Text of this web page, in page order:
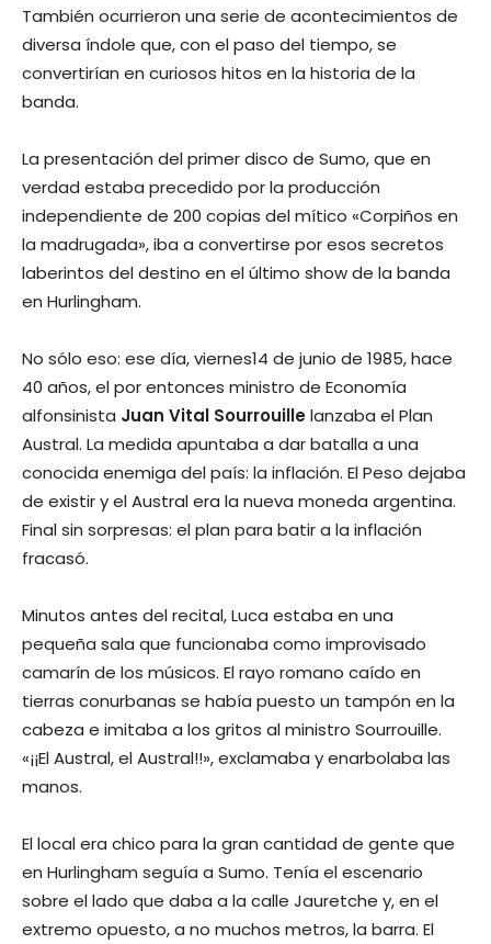
También ocurrieron una serie de acontecimientos de
diversa índole que, con el paso del tiempo, se
convertirían en curiosos hitos en la historia de la
banda.
La presentación del primer disco de Sumo, que en
verdad estaba precedido por la producción
independiente de 200 copias del mítico «Corpiños en
la madrugada», iba a convertirse por esos secretos
laberintos del destino en el último show de la banda
en Hurlingham.
No sólo eso: ese día, viernes14 de junio de 1985, hace
40 años, el por entonces ministro de Economía
alfonsinista Juan Vital Sourrouillelanzaba el Plan
Austral. La medida apuntaba a dar batalla a una
conocida enemiga del país: la inflación. El Peso dejaba
de existir y el Austral era la nueva moneda argentina.
Final sin sorpresas: el plan para batir a la inflación
fracasó.
Minutos antes del recital, Luca estaba en una
pequeña sala que funcionaba como improvisado
camarín de los músicos. El rayo romano caído en
tierras conurbanas se había puesto un tampón en la
cabeza e imitaba a los gritos al ministro Sourrouille.
«¡¡El Austral, el Austral!!», exclamaba y enarbolaba las
manos.
El local era chico para la gran cantidad de gente que
en Hurlingham seguía a Sumo. Tenía el escenario
sobre el lado que daba a la calle Jauretche y, en el
extremo opuesto, a no muchos metros, la barra. El